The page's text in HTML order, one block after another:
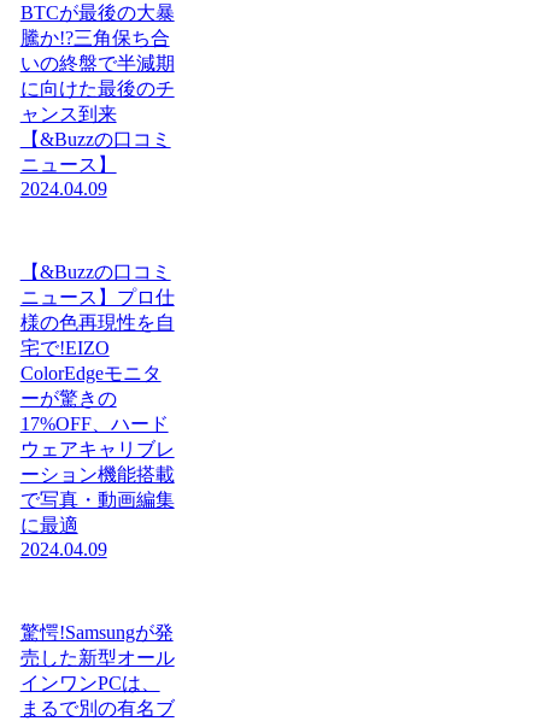
BTCが最後の大暴
騰か!?三角保ち合
いの終盤で半減期
に向けた最後のチ
ャンス到来
【&Buzzの口コミ
ニュース】
2024.04.09
【&Buzzの口コミ
ニュース】プロ仕
様の色再現性を自
宅で!EIZO
ColorEdgeモニタ
ーが驚きの
17%OFF、ハード
ウェアキャリブレ
ーション機能搭載
で写真・動画編集
に最適
2024.04.09
驚愕!Samsungが発
売した新型オール
インワンPCは、
まるで別の有名ブ